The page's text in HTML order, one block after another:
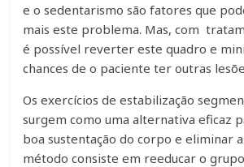
e o sedentarismo são fatores que
mais este problema. Mas, com
é possível reverter este quadro e
chances de o paciente ter outras
Os exercícios de estabilização
surgem como uma alternativa eficaz
boa sustentação do corpo e eliminar
método consiste em reeducar o